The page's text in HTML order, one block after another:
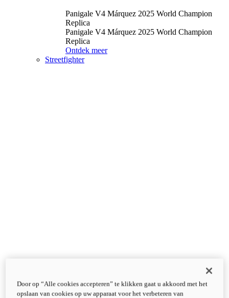
Panigale V4 Márquez 2025 World Champion
Replica
Panigale V4 Márquez 2025 World Champion
Replica
Ontdek meer
Streetfighter
Door op “Alle cookies accepteren” te klikken gaat u akkoord met het
opslaan van cookies op uw apparaat voor het verbeteren van